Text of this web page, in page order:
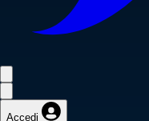
Accedi